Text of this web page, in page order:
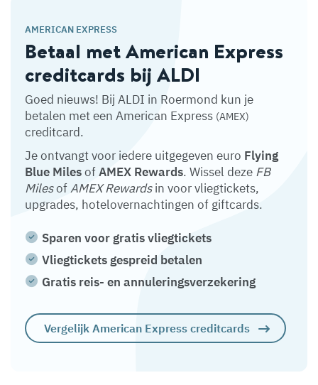
AMERICAN EXPRESS
Betaal met American Express
creditcards bij ALDI
Goed nieuws! Bij ALDI in Roermond kun je
betalen met een American Express (AMEX)
creditcard.
Je ontvangt voor iedere uitgegeven euro Flying
Blue MilesofAMEX Rewards. Wissel deze FB
MilesofAMEX Rewardsin voor vliegtickets,
upgrades, hotelovernachtingen of giftcards.
Sparen voor gratis vliegtickets
Vliegtickets gespreid betalen
Gratis reis- en annuleringsverzekering
Vergelijk American Express creditcards